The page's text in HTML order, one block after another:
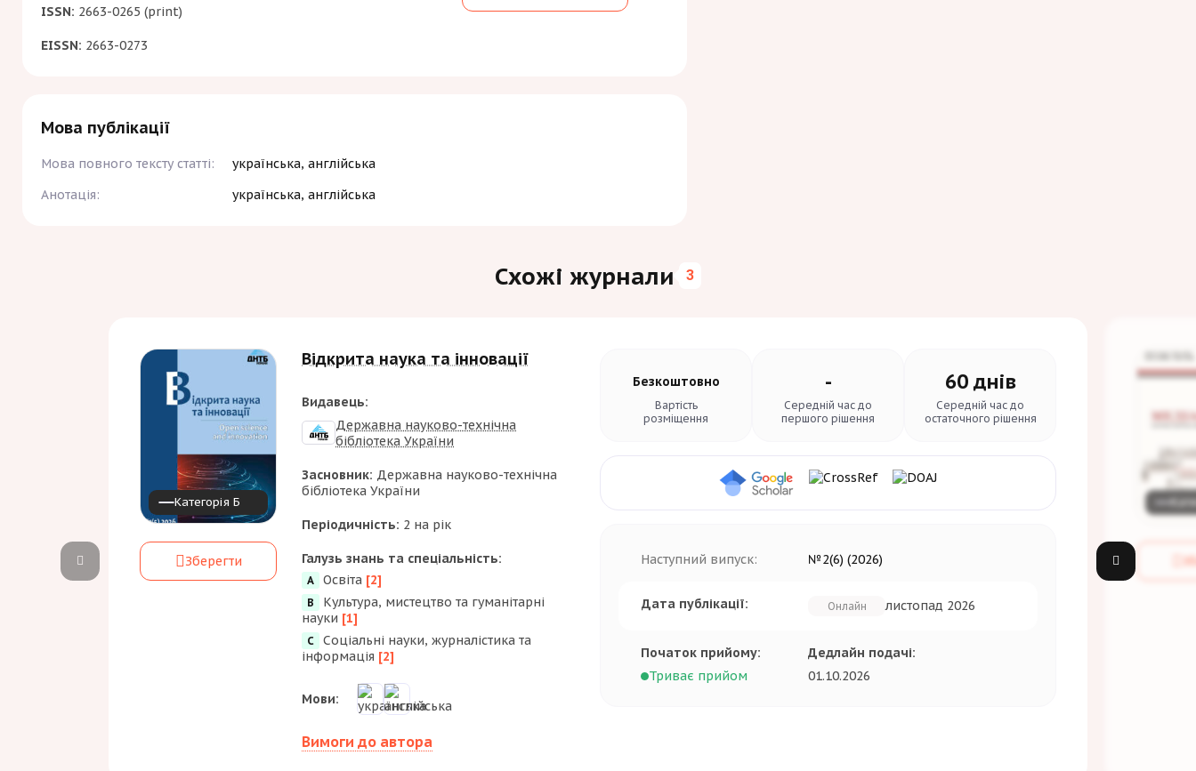
ISSN: 2663-0265 (print)
EISSN: 2663-0273
Мова публікації
Мова повного тексту статті:
українська, англійська
Анотація:
українська, англійська
Схожі журнали 3
Категорія Б
Зберегти
Відкрита наука та інновації
Видавець:
Державна науково-технічна
бібліотека України
Засновник: Державна науково-технічна
бібліотека України
Періодичність: 2 на рік
Галузь знань та спеціальність:
А Освіта [2]
B
Культура, мистецтво та гуманітарні
науки [1]
С
Соціальні науки, журналістика та
інформація [2]
Мови:
Вимоги до автора
Безкоштовно
Вартість
розміщення
-
Середній час до
першого рішення
60 днів
Середній час до
остаточного рішення
Наступний випуск: №2(6) (2026)
Дата публікації: Онлайн листопад 2026
Початок прийому:
Триває прийом
Дедлайн подачі:
01.10.2026